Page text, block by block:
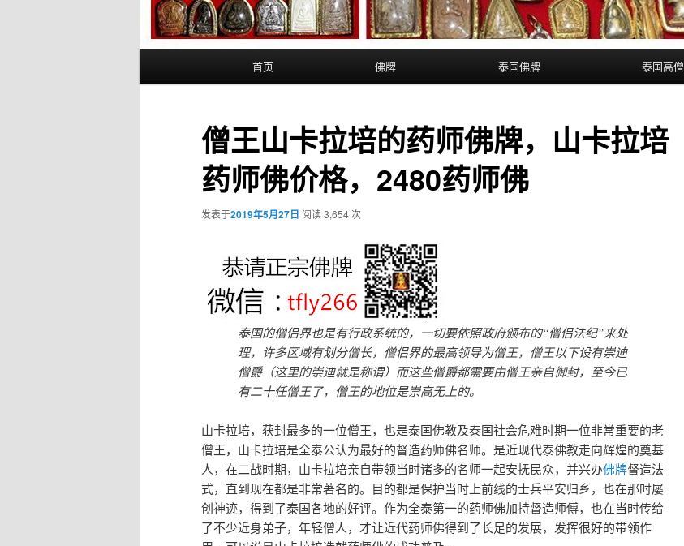
首页 佛牌 泰国佛牌 泰国高僧
僧王山卡拉培的药师佛牌，山卡拉培
药师佛价格，2480药师佛
发表于2019年5月27日 阅读 3,654 次
泰国的僧侣界也是有行政系统的，一切要依照政府颁布的“僧侣法纪”来处
理，许多区域有划分僧长，僧侣界的最高领导为僧王，僧王以下设有崇迪
僧爵（这里的崇迪就是称谓）而这些僧爵都需要由僧王亲自御封，至今已
有二十任僧王了，僧王的地位是崇高无上的。
山卡拉培，获封最多的一位僧王，也是泰国佛教及泰国社会危难时期一位非常重要的老
僧王，山卡拉培是全泰公认为最好的督造药师佛名师。是近现代泰佛教走向辉煌的奠基
人，在二战时期，山卡拉培亲自带领当时诸多的名师一起安抚民众，并兴办佛牌督造法
式，直到现在都是非常著名的。目的都是保护当时上前线的士兵平安归乡，也在那时屡
创神迹，得到了泰国各地的好评。作为全泰第一的药师佛加持督造师傅，也在当时传给
了不少近身弟子，年轻僧人，才让近代药师佛得到了长足的发展，发挥很好的带领作